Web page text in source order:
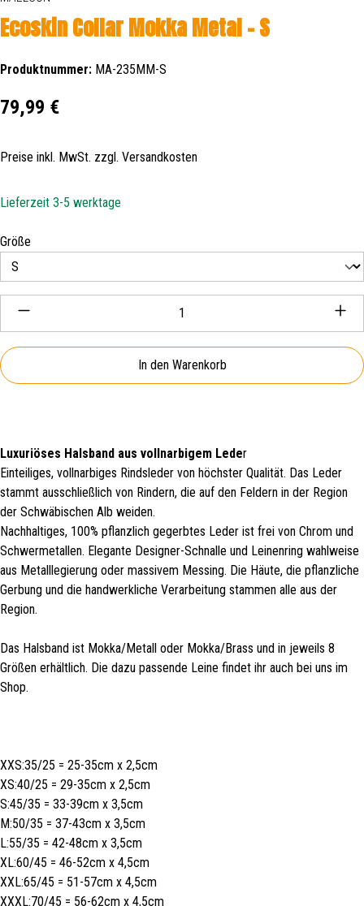
Ecoskin Collar Mokka Metal - S
Produktnummer: MA-235MM-S
Regulärer Preis:
79,99 €
Preise inkl. MwSt. zzgl. Versandkosten
Lieferzeit 3-5 werktage
Größe
Produkt Anzahl: Gib den gewünschten Wert ein oder
In den Warenkorb
Luxuriöses Halsband aus vollnarbigem Leder
Einteiliges, vollnarbiges Rindsleder von höchster Qualität. Das Leder
stammt ausschließlich von Rindern, die auf den Feldern in der Region
der Schwäbischen Alb weiden.
Nachhaltiges, 100% pflanzlich gegerbtes Leder ist frei von Chrom und
Schwermetallen. Elegante Designer-Schnalle und Leinenring wahlweise
aus Metalllegierung oder massivem Messing. Die Häute, die pflanzliche
Gerbung und die handwerkliche Verarbeitung stammen alle aus der
Region.
Das Halsband ist Mokka/Metall oder Mokka/Brass und in jeweils 8
Größen erhältlich. Die dazu passende Leine findet ihr auch bei uns im
Shop.
XXS:35/25 = 25-35cm x 2,5cm
XS:40/25 = 29-35cm x 2,5cm
S:45/35 = 33-39cm x 3,5cm
M:50/35 = 37-43cm x 3,5cm
L:55/35 = 42-48cm x 3,5cm
XL:60/45 = 46-52cm x 4,5cm
XXL:65/45 = 51-57cm x 4,5cm
XXXL:70/45 = 56-62cm x 4,5cm